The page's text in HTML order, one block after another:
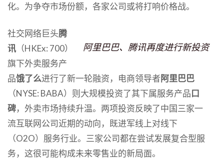
化。为争夺市场份额，各家公司或将打响价格战。
阿里巴巴、腾讯再度进行新投资
社交网络巨头腾
讯 （HKEx: 700）
旗下外卖服务产
品饿了么进行了新一轮融资，电商领导者阿里巴巴
（NYSE: BABA）则大规模投资了其下属服务产品口
碑，外卖市场持续升温。两项投资反映了中国三家一
流互联网公司近期的动向，既进军线上对线下
（O2O）服务行业。三家公司都在尝试发展复合型服
务，这很可能构成未来零售业的新局面。